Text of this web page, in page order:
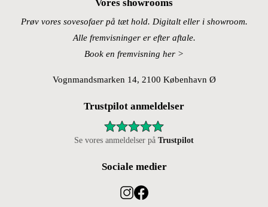
Vores showrooms
Prøv vores sovesofaer på tæt hold. Digitalt eller i showroom.
Alle fremvisninger er efter aftale.
Book en fremvisning her >
Vognmandsmarken 14, 2100 København Ø
Trustpilot anmeldelser
Se vores anmeldelser på Trustpilot
Sociale medier